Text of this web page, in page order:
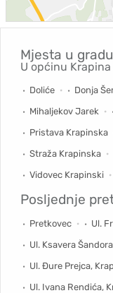
Mjesta u
U općinu
Doliće Donja
Mihaljekov Jarek
Pristava Krapinska
Straža Krapinska
Vidovec Krapinski
Posljednje
Pretkovec
Ul.
Ul. Ksavera
Ul. Đure Prejca,
Ul. Ivana Rendića,